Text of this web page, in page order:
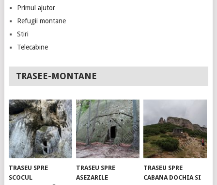
Primul ajutor
Refugii montane
Stiri
Telecabine
TRASEE-MONTANE
TRASEU SPRE
SCOCUL
TRASEU SPRE
ASEZARILE
TRASEU SPRE
CABANA DOCHIA SI